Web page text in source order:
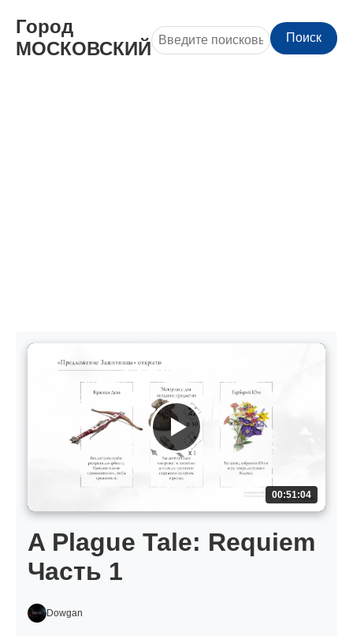
Город
МОСКОВСКИЙ
Поиск
00:51:04
A Plague Tale: Requiem
Часть 1
Dowgan